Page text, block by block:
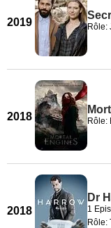
2019 Rôle:
2018 Rôle:
2018
Dr
1
Rôle: